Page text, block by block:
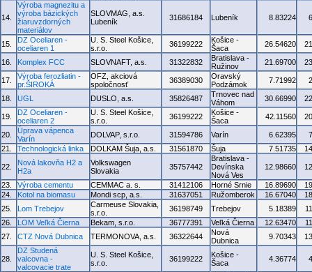
14.
Výroba magnezitu a
výroba bázických
žiaruvzdorných
materiálov
SLOVMAG, a.s.
Lubeník
31686184 Lubeník 8.83224
15.
DZ Oceliaren -
oceliaren 1
U. S. Steel Košice,
s.r.o.
36199222
Košice -
Šaca
26.54620
16. Komplex FCC SLOVNAFT, a.s. 31322832
Bratislava -
Ružinov
21.69700
17.
Výroba ferozliatin -
pr.ŠIROKÁ
OFZ, akciová
spoločnosť
36389030
Oravský
Podzámok
7.71992
18. UGL DUSLO, a.s. 35826487
Trnovec nad
Váhom
30.66990
19.
DZ Oceliaren -
oceliaren 2
U. S. Steel Košice,
s.r.o.
36199222
Košice -
Šaca
42.11560
20.
Úprava vápenca
Varín
DOLVAP, s.r.o. 31594786 Varín 6.62395
21.
Technologická linka DOLKAM Šuja, a.s. 31561870 Šuja 7.51735
22.
Nová lakovňa H2 a
H2a
Volkswagen
Slovakia
35757442
Bratislava -
Devínska
Nová Ves
12.98660
23. Výroba cementu CEMMAC a. s. 31412106 Horné Srnie 16.89690
24.
Kotol na biomasu Mondi scp, a.s. 31637051 Ružomberok 16.67040
25.
Lom Trebejov
Carmeuse Slovakia,
s.r.o.
36198749 Trebejov 5.18389
26.
LOM Veľká Čierna Bekam, s.r.o. 36777391 Veľká Čierna 12.63470
27.
CTZ Nová Dubnica TERMONOVA, a.s. 36322644
Nová
Dubnica
9.70343
28.
DZ Studená
valcovna -
valcovacie trate
U. S. Steel Košice,
s.r.o.
36199222
Košice -
Šaca
4.36774